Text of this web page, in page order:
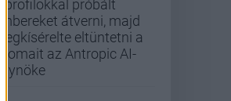
Álprofilokkal próbált
embereket átverni, majd
megkísérelte eltüntetni a
nyomait az Antropic AI-
ügynöke